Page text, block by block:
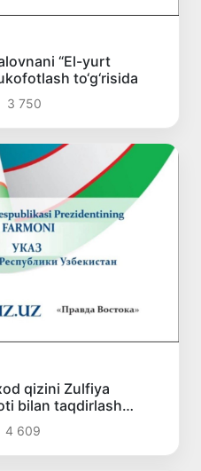
“El-yurt
to‘g‘risida
3 750
qizini Zulfiya
bilan taqdirlash
4 609